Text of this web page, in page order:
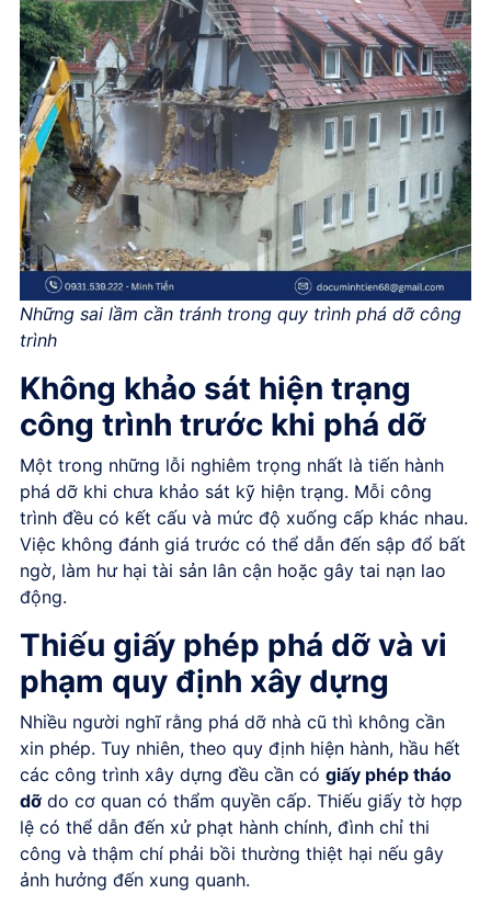
Những sai lầm cần tránh trong quy trình phá dỡ công
trình
Không khảo sát hiện trạng
công trình trước khi phá dỡ
Một trong những lỗi nghiêm trọng nhất là tiến hành
phá dỡ khi chưa khảo sát kỹ hiện trạng. Mỗi công
trình đều có kết cấu và mức độ xuống cấp khác nhau.
Việc không đánh giá trước có thể dẫn đến sập đổ bất
ngờ, làm hư hại tài sản lân cận hoặc gây tai nạn lao
động.
Thiếu giấy phép phá dỡ và vi
phạm quy định xây dựng
Nhiều người nghĩ rằng phá dỡ nhà cũ thì không cần
xin phép. Tuy nhiên, theo quy định hiện hành, hầu hết
các công trình xây dựng đều cần có giấy phép tháo
dỡ do cơ quan có thẩm quyền cấp. Thiếu giấy tờ hợp
lệ có thể dẫn đến xử phạt hành chính, đình chỉ thi
công và thậm chí phải bồi thường thiệt hại nếu gây
ảnh hưởng đến xung quanh.